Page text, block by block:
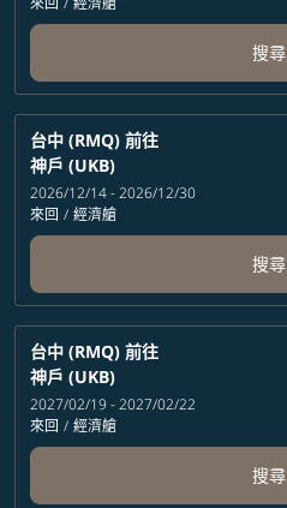
搜尋
台中 (RMQ) 前往
神戶 (UKB)
2026/12/14 - 2026/12/30
來回 / 經濟艙
搜尋
台中 (RMQ) 前往
神戶 (UKB)
2027/02/19 - 2027/02/22
來回 / 經濟艙
搜尋